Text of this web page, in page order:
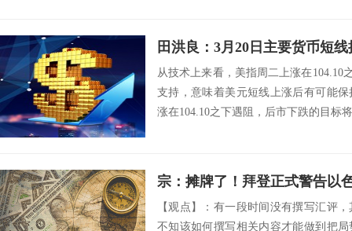
田洪良：3月20日主要货币
从技术上来看，美指周二上涨在104.10
支持，意味着美元短线上涨后有可能
涨在104.10之下遇阻，后市下跌的目标
宗：摊牌了！拜登正式警告以
【观点】：有一段时间没有撰写汇评
不知该如何撰写相关内容才能做到把